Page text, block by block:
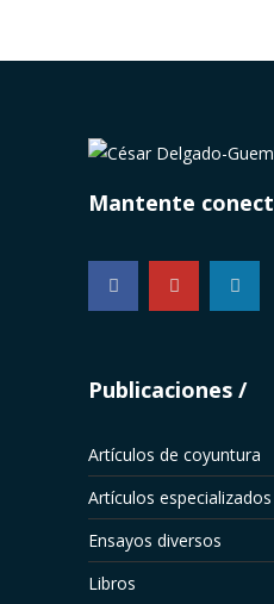
Mantente
...
Publicaciones
Artículos de coyuntura
Artículos especializados
Ensayos diversos
Libros